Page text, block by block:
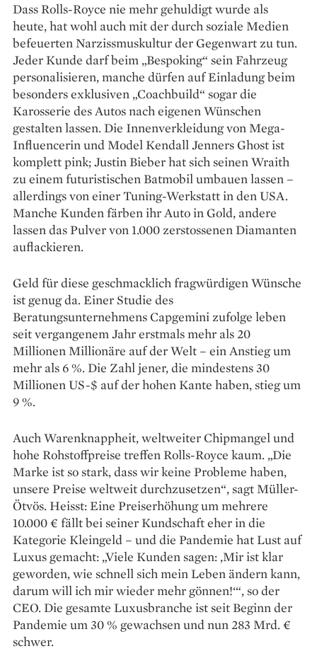
Dass Rolls-Royce nie mehr gehuldigt wurde als
heute, hat wohl auch mit der durch soziale Medien
befeuerten Narzissmuskultur der Gegenwart zu tun.
Jeder Kunde darf beim „Bespoking“ sein Fahrzeug
personalisieren, manche dürfen auf Einladung beim
besonders exklusiven „Coach­build“ sogar die
Karosserie des Autos nach eigenen Wünschen
gestalten lassen. Die Innenverkleidung von Mega-
Influencerin und Model Kendall Jenners Ghost ist
komplett pink; Justin Bieber hat sich seinen Wraith
zu einem futuristischen Batmobil umbauen lassen –
allerdings von einer Tuning-Werkstatt in den USA.
Manche Kunden färben ihr Auto in Gold, andere
lassen das Pulver von 1.000 zerstossenen Diamanten
auflackieren.
Geld für diese geschmacklich fragwürdigen Wünsche
ist genug da. Einer Studie des
Beratungsunternehmens Capgemini zufolge leben
seit vergangenem Jahr erstmals mehr als 20
Millionen Millionäre auf der Welt – ein Anstieg um
mehr als 6 %. Die Zahl jener, die mindestens 30
Millionen US-$ auf der hohen Kante haben, stieg um
9 %.
Auch Warenknappheit, weltweiter Chipmangel und
hohe Rohstoffpreise treffen Rolls-Royce kaum. „Die
Marke ist so stark, dass wir keine Probleme haben,
unsere Preise weltweit durchzusetzen“, sagt Müller-
Ötvös. Heisst: Eine Preiserhöhung um mehrere
10.000 € fällt bei seiner Kundschaft eher in die
Kategorie Kleingeld – und die Pandemie hat Lust auf
Luxus gemacht: „Viele Kunden sagen: ‚Mir ist klar
geworden, wie schnell sich mein Leben ändern kann,
darum will ich mir wieder mehr gönnen!‘“, so der
CEO. Die gesamte Luxusbranche ist seit Beginn der
Pandemie um 30 % gewachsen und nun 283 Mrd. €
schwer.